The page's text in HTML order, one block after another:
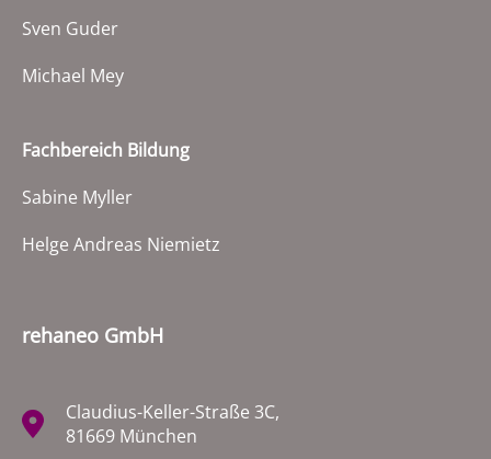
Sven Guder
Michael Mey
Fachbereich Bildung
Sabine Myller
Helge Andreas Niemietz
rehaneo GmbH
Claudius-Keller-Straße 3C,
81669 München